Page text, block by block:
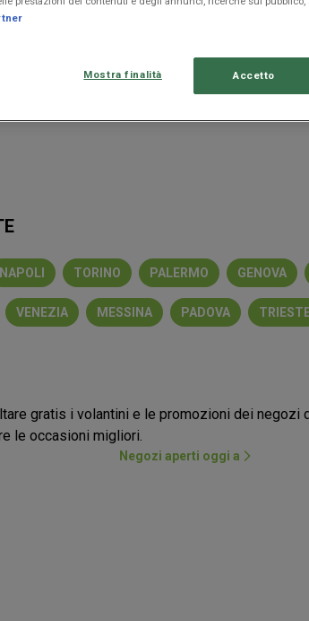
OFFERTE A GIOIA TAURO
NAPOLI TORINO PALERMO GENOVA
VENEZIA MESSINA PADOVA
gratis i volantini e le promozioni dei negozi
le occasioni migliori.
Negozi aperti oggi a
Mostra finalità Accetto